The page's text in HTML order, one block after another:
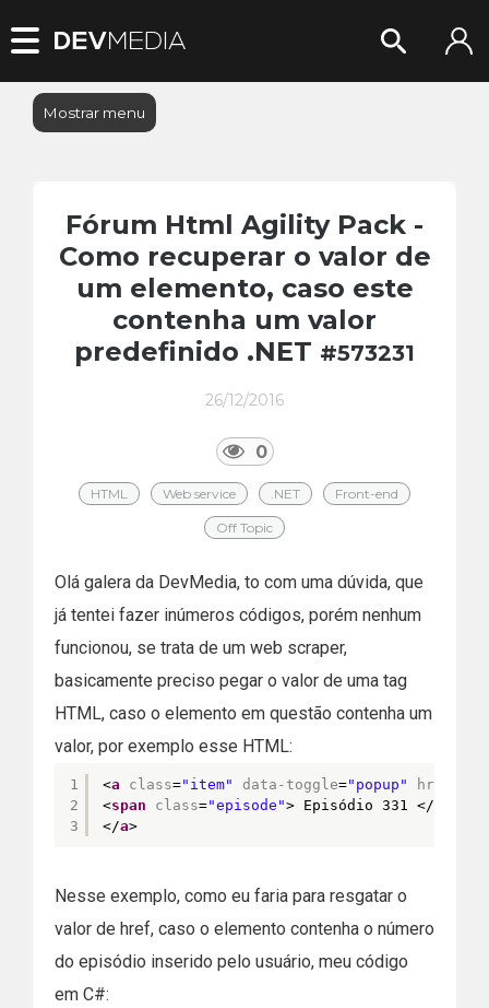
Mostrar menu
Fórum Html Agility Pack -
Como recuperar o valor de
um elemento, caso este
contenha um valor
predefinido .NET #573231
26/12/2016
0
HTML Web service .NET Front-end
Off Topic
Olá galera da DevMedia, to com uma dúvida, que
já tentei fazer inúmeros códigos, porém nenhum
funcionou, se trata de um web scraper,
basicamente preciso pegar o valor de uma tag
HTML, caso o elemento em questão contenha um
valor, por exemplo esse HTML:
1
2
3
<a class="item" data-toggle="popup" href
<span class="episode"> Episódio 331 </
</a>
Nesse exemplo, como eu faria para resgatar o
valor de href, caso o elemento contenha o número
do episódio inserido pelo usuário, meu código
em C#: